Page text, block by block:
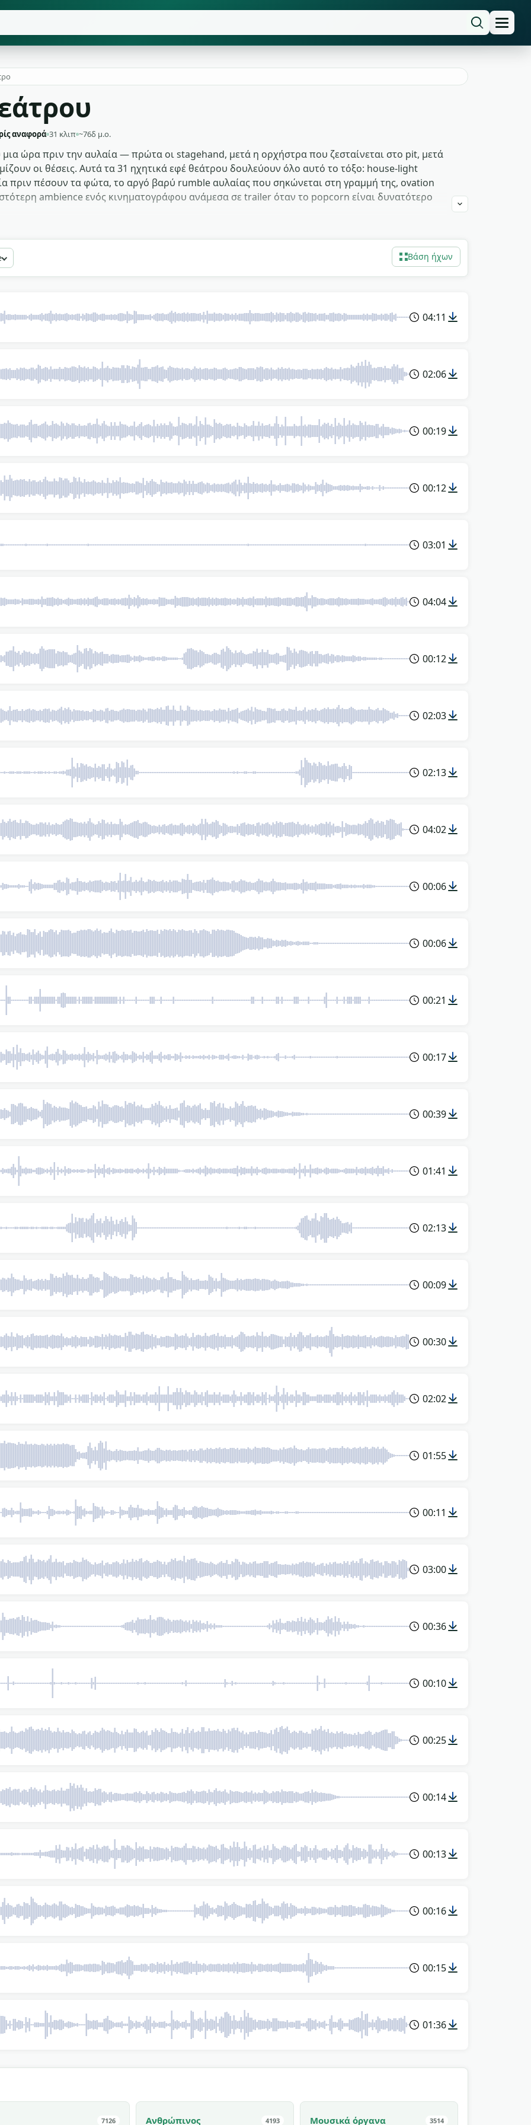
αναφορά 31 κλιπ ~76δ μ.ο.
ώρα πριν την αυλαία — πρώτα οι stagehand, μετά η ορχήστρα που ζεσταίνεται στο pit, μετά
οι θέσεις. Αυτά τα 31 ηχητικά εφέ θεάτρου δουλεύουν όλο αυτό το τόξο: house-light
πριν πέσουν τα φώτα, το αργό βαρύ rumble αυλαίας που σηκώνεται στη γραμμή της, ovation
ambience ενός κινηματογράφου ανάμεσα σε trailer όταν το popcorn είναι δυνατότερο
cue χωρίς να ακούγεται σαν sitcom laugh track. Μια σκηνή film-within-a-film χτισμένη
γέλιο κοινού, ο απαλός κρότος μεντεσέ θέσης — πουλά την τοποθεσία πριν μιλήσει
MP3, χωρίς πνευματικά δικαιώματα.
Βάση ήχων
04:11
02:06
00:19
00:12
03:01
04:04
00:12
02:03
02:13
04:02
00:06
00:06
00:21
00:17
00:39
01:41
02:13
00:09
00:30
02:02
01:55
00:11
03:00
00:36
00:10
00:25
00:14
00:13
00:16
00:15
01:36
7126 Ανθρώπινος 4193 Μουσικά όργανα 3514